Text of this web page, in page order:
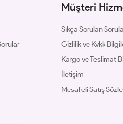
Müşteri
Sıkça Sorulan
Gizlilik ve Kvkk
Kargo ve Teslimat
İletişim
Mesafeli Satış